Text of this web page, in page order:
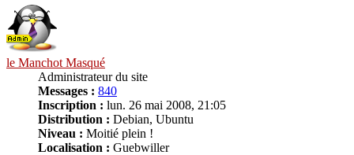
le Manchot Masqué
Administrateur du site
Messages : 840
Inscription : lun. 26 mai 2008, 21:05
Distribution : Debian, Ubuntu
Niveau : Moitié plein !
Localisation : Guebwiller